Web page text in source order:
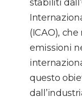
stabiliti
(ICAO),
emissioni
questo